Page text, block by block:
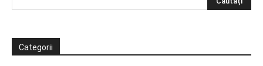
Categorii